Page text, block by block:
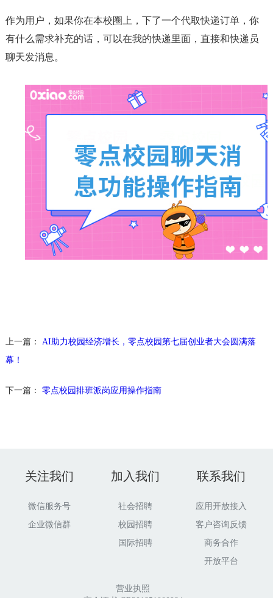
作为用户，如果你在本校圈上，下了一个代取快递订单，你
有什么需求补充的话，可以在我的快递里面，直接和快递员
聊天发消息。
上一篇： AI助力校园经济增长，零点校园第七届创业者大会圆满落
幕！
下一篇： 零点校园排班派岗应用操作指南
关注我们
微信服务号
企业微信群
加入我们
社会招聘
校园招聘
国际招聘
联系我们
应用开放接入
客户咨询反馈
商务合作
开放平台
营业执照